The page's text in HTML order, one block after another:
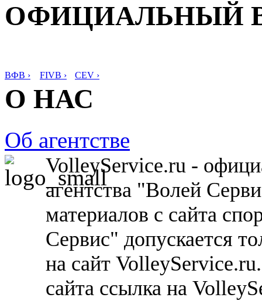
ОФИЦИАЛЬНЫЙ
ВФВ › FIVB › CEV ›
О НАС
Об агентстве
VolleyService.ru -
агентства "Волей
материалов с сайта
Сервис" допускается
на сайт
сайта ссылка на